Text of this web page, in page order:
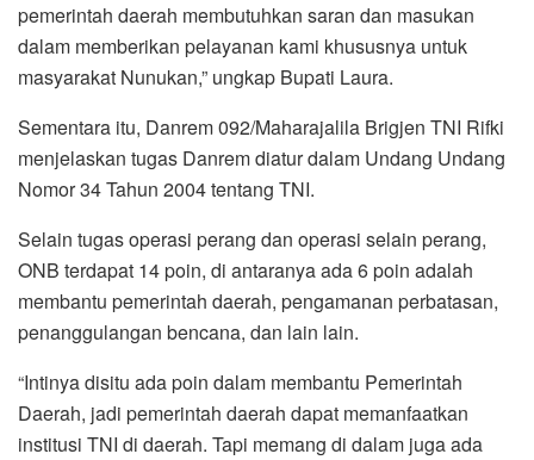
pemerintah daerah membutuhkan saran dan masukan
dalam memberikan pelayanan kami khususnya untuk
masyarakat Nunukan,” ungkap Bupati Laura.
Sementara itu, Danrem 092/Maharajalila Brigjen TNI Rifki
menjelaskan tugas Danrem diatur dalam Undang Undang
Nomor 34 Tahun 2004 tentang TNI.
Selain tugas operasi perang dan operasi selain perang,
ONB terdapat 14 poin, di antaranya ada 6 poin adalah
membantu pemerintah daerah, pengamanan perbatasan,
penanggulangan bencana, dan lain lain.
“Intinya disitu ada poin dalam membantu Pemerintah
Daerah, jadi pemerintah daerah dapat memanfaatkan
institusi TNI di daerah. Tapi memang di dalam juga ada